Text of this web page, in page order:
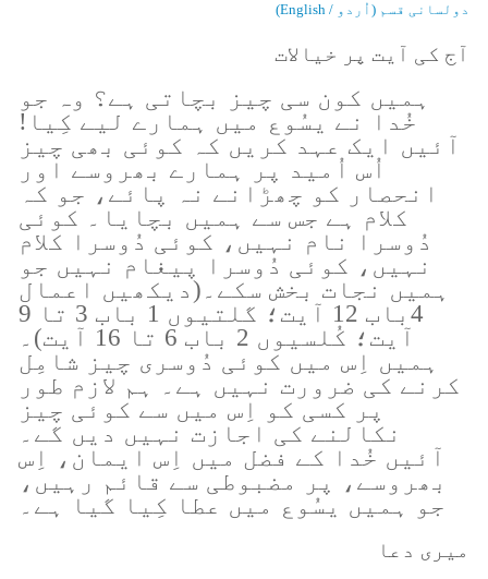
دولسانی قسم (اُردو / English)
آج کی آیت پر خیالات
ہمیں کون سی چیز بچاتی ہے؟ وہ جو
خُدا نے یسُوع میں ہمارے لیے کِیا!
آئیں ایک عہد کریں کہ کوئی بھی چیز
اُس اُمید پر ہمارے بھروسے اور
انحصار کو چھڑانے نہ پائے، جو کہ
کلام ہے جس سے ہمیں بچایا۔ کوئی
دُوسرا نام نہیں، کوئی دُوسرا کلام
نہیں، کوئی دُوسرا پیغام نہیں جو
ہمیں نجات بخش سکے۔(دیکھیں اعمال
4باب 12 آیت؛ گلتیوں 1 باب 3 تا 9
آیت؛ کُلسیوں 2 باب 6 تا 16 آیت)۔
ہمیں اِس میں کوئی دُوسری چیز شامِل
کرنے کی ضرورت نہیں ہے۔ ہم لازم طور
پر کسی کو اِس میں سے کوئی چیز
نکالنے کی اجازت نہیں دیں گے۔
آئیں خُدا کے فضل میں اِس ایمان، اِس
بھروسے، پر مضبوطی سے قائم رہیں،
جو ہمیں یسُوع میں عطا کِیا گیا ہے۔
میری دعا